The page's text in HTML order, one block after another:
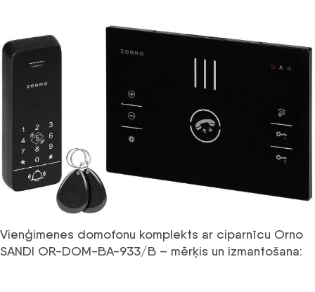
Vienģimenes domofonu komplekts ar ciparnīcu Orno
SANDI OR-DOM-BA-933/B – mērķis un izmantošana: